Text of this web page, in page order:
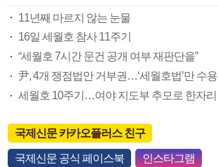
11년째 마르지 않는 눈물
16일 세월호 참사 11주기
“세월호 7시간 문건 공개 여부 재판단을”
尹, 4개 쟁점법안 거부권…‘세월호법’만 수용
세월호 10주기…여야 지도부 추모로 한자리
국제신문 카카오플러스 친구
국제신문 공식 페이스북 인스타그램